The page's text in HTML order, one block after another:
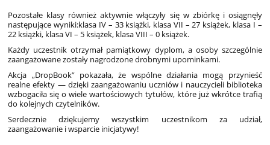
Pozostałe klasy również aktywnie włączyły się w zbiórkę i osiągnęły
następujące wyniki:klasa IV – 33 książki, klasa VII – 27 książek, klasa I –
22 książki, klasa VI – 5 książek, klasa VIII – 0 książek.
Każdy uczestnik otrzymał pamiątkowy dyplom, a osoby szczególnie
zaangażowane zostały nagrodzone drobnymi upominkami.
Akcja „DropBook” pokazała, że wspólne działania mogą przynieść
realne efekty — dzięki zaangażowaniu uczniów i nauczycieli biblioteka
wzbogaciła się o wiele wartościowych tytułów, które już wkrótce trafią
do kolejnych czytelników.
Serdecznie dziękujemy wszystkim uczestnikom za udział,
zaangażowanie i wsparcie inicjatywy!